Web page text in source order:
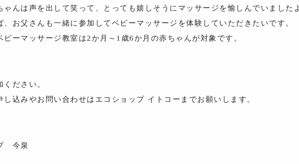
ゃんは声を出して笑って、とっても嬉しそうにマッサージを愉しんでいました
、お父さんも一緒に参加してベビーマッサージを体験していただきたいです。
ビーマッサージ教室は2か月～1歳6か月の赤ちゃんが対象です。
ださい。
し込みやお問い合わせはエコショップ イトコーまでお願いします。
今泉